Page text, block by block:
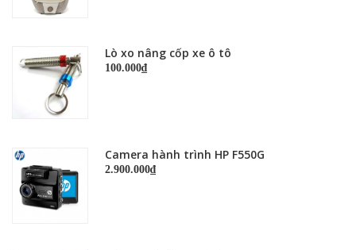
Lò xo nâng cốp xe ô tô
100.000₫
Camera hành trình HP F550G
2.900.000₫